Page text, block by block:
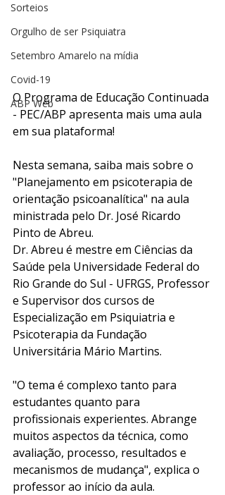
Sorteios
Orgulho de ser Psiquiatra
Setembro Amarelo na mídia
Covid-19
ABP Web
O Programa de Educação Continuada
- PEC/ABP apresenta mais uma aula
em sua plataforma!
Nesta semana, saiba mais sobre o
"Planejamento em psicoterapia de
orientação psicoanalítica" na aula
ministrada pelo Dr. José Ricardo
Pinto de Abreu.
Dr. Abreu é mestre em Ciências da
Saúde pela Universidade Federal do
Rio Grande do Sul - UFRGS, Professor
e Supervisor dos cursos de
Especialização em Psiquiatria e
Psicoterapia da Fundação
Universitária Mário Martins.
"O tema é complexo tanto para
estudantes quanto para
profissionais experientes. Abrange
muitos aspectos da técnica, como
avaliação, processo, resultados e
mecanismos de mudança", explica o
professor ao início da aula.